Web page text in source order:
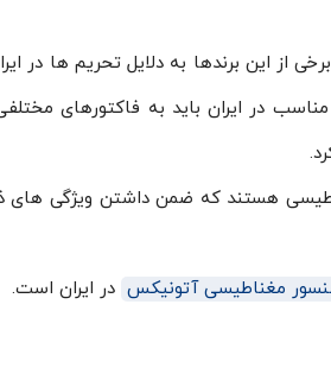
این برندها به دلایل تحریم ها در
مناسب در ایران باید به فاکتورهای
هستند که ضمن داشتن ویژگی های
مغناطیسی آتونیکس در ایران است.